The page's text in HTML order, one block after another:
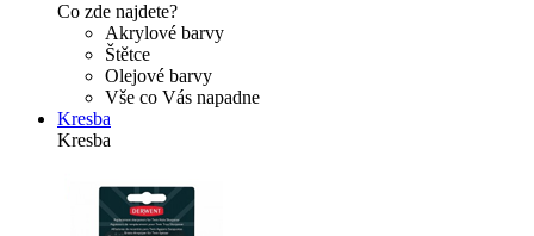
Co zde najdete?
Akrylové barvy
Štětce
Olejové barvy
Vše co Vás napadne
Kresba
Kresba